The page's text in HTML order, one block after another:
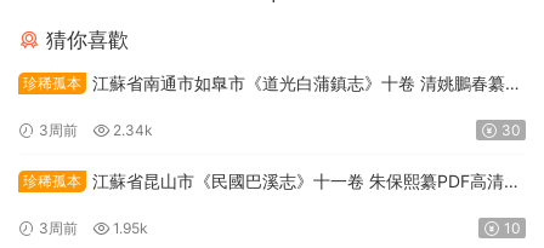
猜你喜歡
珍稀孤本 江蘇省南通市如臯市《道光白蒲鎮志》十卷 清姚鵬春纂修
3周前 2.34k 30
珍稀孤本 江蘇省昆山市《民國巴溪志》十一卷 朱保熙纂PDF高清電
3周前 1.95k 10